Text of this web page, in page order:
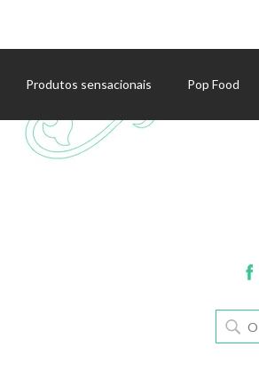
Produtos sensacionais Pop Food